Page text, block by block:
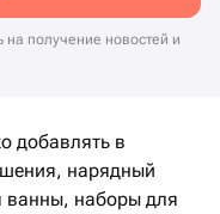
получение новостей и
добавлять в
нарядный
ванны, наборы для